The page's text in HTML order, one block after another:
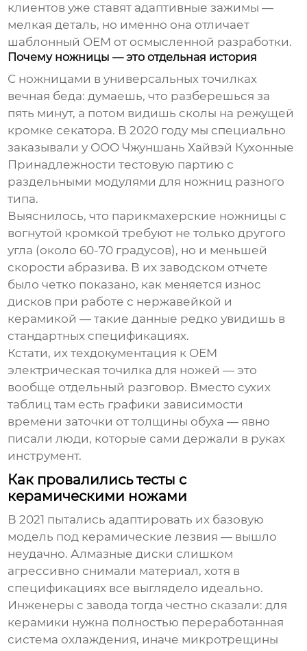
клиентов уже ставят адаптивные зажимы —
мелкая деталь, но именно она отличает
шаблонный OEM от осмысленной разработки.
Почему ножницы — это отдельная история
С ножницами в универсальных точилках
вечная беда: думаешь, что разберешься за
пять минут, а потом видишь сколы на режущей
кромке секатора. В 2020 году мы специально
заказывали у ООО Чжуншань Хайвэй Кухонные
Принадлежности тестовую партию с
раздельными модулями для ножниц разного
типа.
Выяснилось, что парикмахерские ножницы с
вогнутой кромкой требуют не только другого
угла (около 60-70 градусов), но и меньшей
скорости абразива. В их заводском отчете
было четко показано, как меняется износ
дисков при работе с нержавейкой и
керамикой — такие данные редко увидишь в
стандартных спецификациях.
Кстати, их техдокументация к OEM
электрическая точилка для ножей — это
вообще отдельный разговор. Вместо сухих
таблиц там есть графики зависимости
времени заточки от толщины обуха — явно
писали люди, которые сами держали в руках
инструмент.
Как провалились тесты с
керамическими ножами
В 2021 пытались адаптировать их базовую
модель под керамические лезвия — вышло
неудачно. Алмазные диски слишком
агрессивно снимали материал, хотя в
спецификациях все выглядело идеально.
Инженеры с завода тогда честно сказали: для
керамики нужна полностью переработанная
система охлаждения, иначе микротрещины